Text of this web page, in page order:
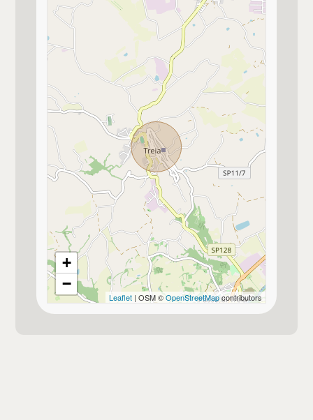
Cucina
Abitabile
Doppio
Posizione
Zona agricola
Impianto Elettrico
A norma
Tipo ristrutturazione
Semitotale, di molte parti
Camino o canna fumaria
Ingresso autonomo
+
−
Leaflet| OSM ©OpenStreetMapcontributors